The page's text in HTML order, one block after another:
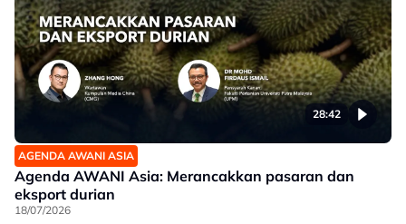
28:42
AGENDA AWANI ASIA
Agenda AWANI Asia: Merancakkan pasaran dan
eksport durian
18/07/2026